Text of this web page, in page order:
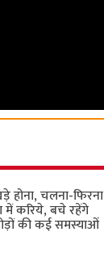
होना, चलना-फिरना
में करिये, बचे रहेंगे
की कई समस्याओं